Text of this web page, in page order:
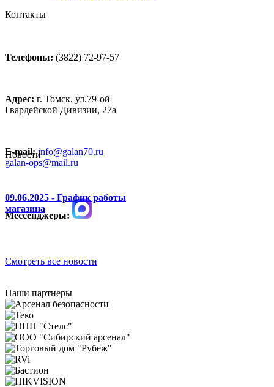
Контакты
Телефоны: (3822) 72-97-57
Адрес: г. Томск, ул.79-ой
Гвардейской Дивизии, 27а
E-mail: info@galan70.ru
galan-ops@mail.ru
Мессенджеры:
Новости
09.06.2025 - График работы
магазина
Смотреть все новости
Наши партнеры